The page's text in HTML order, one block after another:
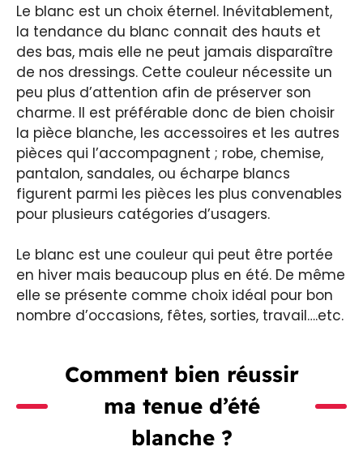
Le blanc est un choix éternel. Inévitablement,
la tendance du blanc connait des hauts et
des bas, mais elle ne peut jamais disparaître
de nos dressings. Cette couleur nécessite un
peu plus d’attention afin de préserver son
charme. Il est préférable donc de bien choisir
la pièce blanche, les accessoires et les autres
pièces qui l’accompagnent ; robe, chemise,
pantalon, sandales, ou écharpe blancs
figurent parmi les pièces les plus convenables
pour plusieurs catégories d’usagers.
Le blanc est une couleur qui peut être portée
en hiver mais beaucoup plus en été. De même
elle se présente comme choix idéal pour bon
nombre d’occasions, fêtes, sorties, travail….etc.
Comment bien réussir
ma tenue d’été
blanche ?